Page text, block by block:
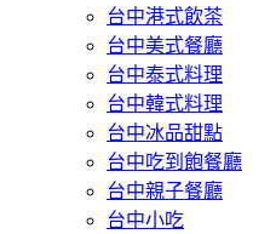
台中港式飲茶
台中美式餐廳
台中泰式料理
台中韓式料理
台中冰品甜點
台中吃到飽餐廳
台中親子餐廳
台中小吃